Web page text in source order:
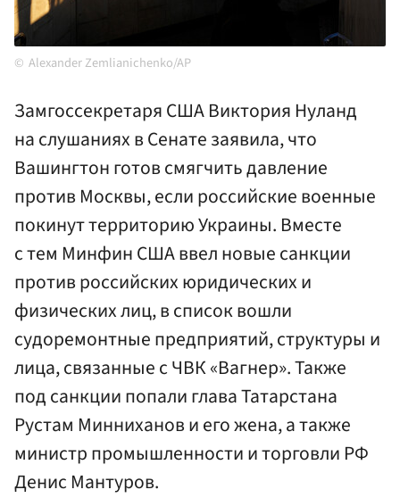
Alexander Zemlianichenko/AP
Замгоссекретаря США Виктория Нуланд
на слушаниях в Сенате заявила, что
Вашингтон готов смягчить давление
против Москвы, если российские военные
покинут территорию Украины. Вместе
с тем Минфин США ввел новые санкции
против российских юридических и
физических лиц, в список вошли
судоремонтные предприятий, структуры и
лица, связанные с ЧВК «Вагнер». Также
под санкции попали глава Татарстана
Рустам Минниханов и его жена, а также
министр промышленности и торговли РФ
Денис Мантуров.